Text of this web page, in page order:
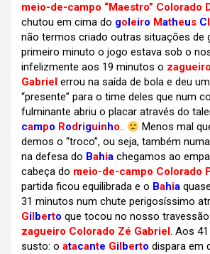
meio-de-campo “Maestro” Colorado
chutou em cima do goleiro Matheus Cl
não termos criado outras situações de
primeiro minuto o jogo estava sob o
infelizmente aos 19 minutos o
Gabriel errou na saída de bola e deu
“presente” para o time deles que num
fulminante abriu o placar através do
campo Rodriguinho..
Menos mal
demos o “troco”, ou seja, também
na defesa do Bahia chegamos ao
cabeça do meio-de-campo Colorado
partida ficou equilibrada e o Bahia
31 minutos num chute perigosíssimo
Gilberto que tocou no nosso
zagueiro Colorado Zé Gabriel. Aos
susto: o atacante Gilberto dispara em